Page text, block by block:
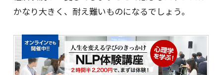
かなり大きく、耐え難いものになるでしょう。